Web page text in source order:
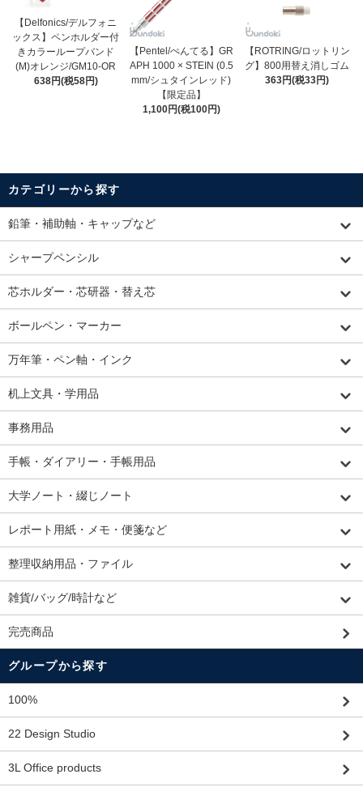
【Delfonics/デルフォニ
ックス】ペンホルダー付
きカラーループバンド
(M)オレンジ/GM10-OR
638円(税58円)
【Pentel/ぺんてる】GR
APH 1000 × STEIN (0.5
mm/シュタインレッド)
【限定品】
1,100円(税100円)
【ROTRING/ロットリン
グ】800用替え消しゴム
363円(税33円)
カテゴリーから探す
鉛筆・補助軸・キャップなど
シャープペンシル
芯ホルダー・芯研器・替え芯
ボールペン・マーカー
万年筆・ペン軸・インク
机上文具・学用品
事務用品
手帳・ダイアリー・手帳用品
大学ノート・綴じノート
レポート用紙・メモ・便箋など
整理収納用品・ファイル
雑貨/バッグ/時計など
完売商品
グループから探す
100%
22 Design Studio
3L Office products